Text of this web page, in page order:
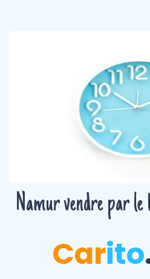
Namur vendre par le
Carito